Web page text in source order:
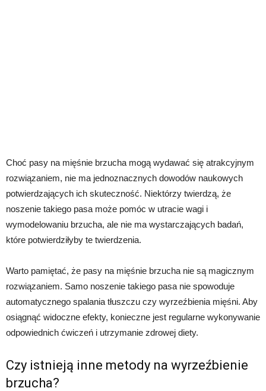
Choć pasy na mięśnie brzucha mogą wydawać się atrakcyjnym
rozwiązaniem, nie ma jednoznacznych dowodów naukowych
potwierdzających ich skuteczność. Niektórzy twierdzą, że
noszenie takiego pasa może pomóc w utracie wagi i
wymodelowaniu brzucha, ale nie ma wystarczających badań,
które potwierdziłyby te twierdzenia.
Warto pamiętać, że pasy na mięśnie brzucha nie są magicznym
rozwiązaniem. Samo noszenie takiego pasa nie spowoduje
automatycznego spalania tłuszczu czy wyrzeźbienia mięśni. Aby
osiągnąć widoczne efekty, konieczne jest regularne wykonywanie
odpowiednich ćwiczeń i utrzymanie zdrowej diety.
Czy istnieją inne metody na wyrzeźbienie
brzucha?